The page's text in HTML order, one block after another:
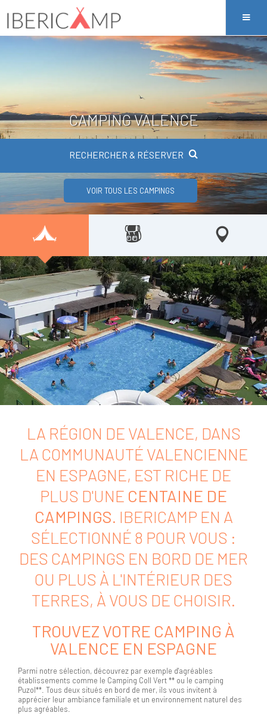
CAMPING VALENCE
RECHERCHER & RÉSERVER
VOIR TOUS LES CAMPINGS
LA RÉGION DE VALENCE, DANS
LA COMMUNAUTÉ VALENCIENNE
EN ESPAGNE, EST RICHE DE
PLUS D'UNE CENTAINE DE
CAMPINGS. IBERICAMP EN A
SÉLECTIONNÉ 8 POUR VOUS :
DES CAMPINGS EN BORD DE MER
OU PLUS À L'INTÉRIEUR DES
TERRES, À VOUS DE CHOISIR.
TROUVEZ VOTRE CAMPING À
VALENCE EN ESPAGNE
Parmi notre sélection, découvrez par exemple d'agréables
établissements comme le Camping Coll Vert ** ou le camping
Puzol**. Tous deux situés en bord de mer, ils vous invitent à
apprécier leur ambiance familiale et un environnement naturel des
plus agréables.